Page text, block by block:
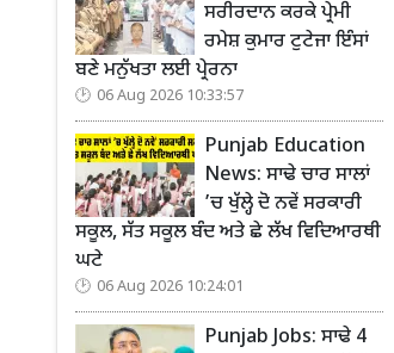
ਸਰੀਰਦਾਨ ਕਰਕੇ ਪ੍ਰੇਮੀ
ਰਮੇਸ਼ ਕੁਮਾਰ ਟੁਟੇਜਾ ਇੰਸਾਂ
ਬਣੇ ਮਨੁੱਖਤਾ ਲਈ ਪ੍ਰੇਰਨਾ
06 Aug 2026 10:33:57
Punjab Education
News: ਸਾਢੇ ਚਾਰ ਸਾਲਾਂ
’ਚ ਖੁੱਲ੍ਹੇ ਦੋ ਨਵੇਂ ਸਰਕਾਰੀ
ਸਕੂਲ, ਸੱਤ ਸਕੂਲ ਬੰਦ ਅਤੇ ਛੇ ਲੱਖ ਵਿਦਿਆਰਥੀ
ਘਟੇ
06 Aug 2026 10:24:01
Punjab Jobs: ਸਾਢੇ 4